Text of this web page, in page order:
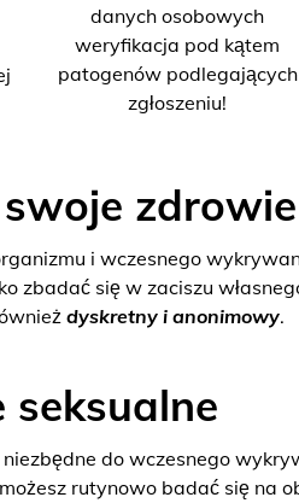
danych osobowych
weryfikacja pod kątem
patogenów podlegających
zgłoszeniu!
zdrowie
i wczesnego
zbadać się w zaciszu
dyskretny i anonimowy.
seksualne
do wczesnego
rutynowo badać się na